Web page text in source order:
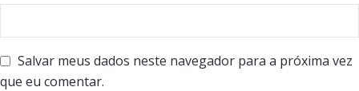
Salvar meus dados neste navegador para a próxima vez
que eu comentar.